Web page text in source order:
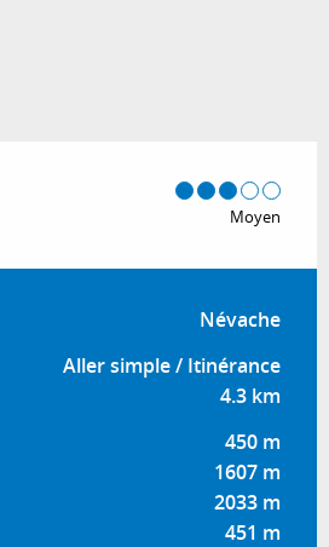
Moyen
Névache
Aller simple / Itinérance
4.3 km
450 m
1607 m
2033 m
451 m